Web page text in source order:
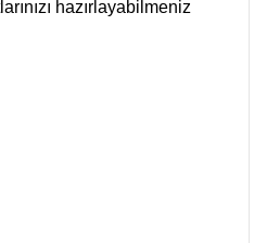
hazırlayabilmeniz